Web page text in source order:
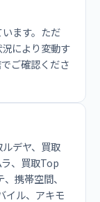
ます。ただ
により変動す
ご確認くださ
デヤ、買取
、買取Top
携帯空間、
イル、アキモ